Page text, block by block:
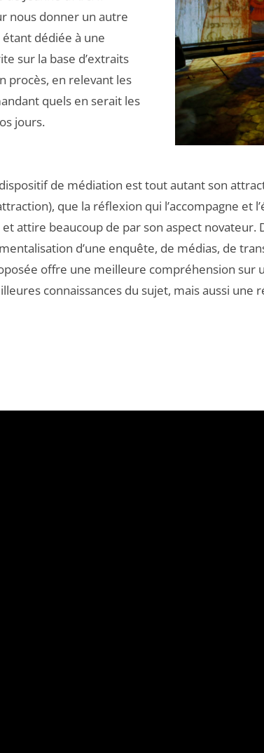
nous donner un autre
étant dédiée à une
sur la base d’extraits
procès, en relevant les
quels en serait les
jours.
de médiation est tout autant son
que la réflexion qui l’accompagne et
attire beaucoup de par son aspect
d’une enquête, de médias, de
offre une meilleure compréhension sur
connaissances du sujet, mais aussi une